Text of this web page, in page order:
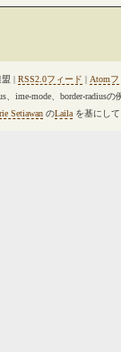
盟 | RSS2.0フィード | Atom
、ime-mode、border-radius
Setiawan のLaila を基にして